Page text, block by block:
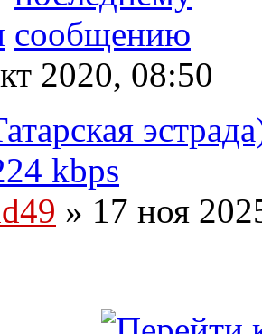
2020, 08:50
kbps
» 17 ноя